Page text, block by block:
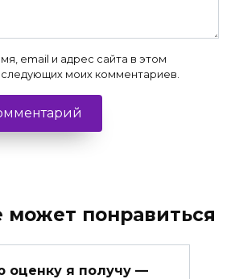
email и адрес сайта в этом
моих комментариев.
может понравиться
оценку я получу —